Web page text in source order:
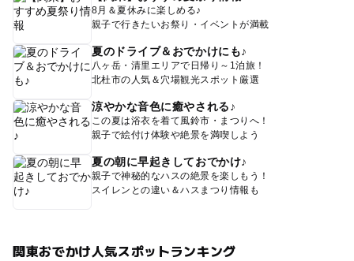
8月＆夏休みに楽しめる♪
親子で行きたいお祭り・イベントが満載
夏のドライブ＆おでかけにも♪
八ヶ岳・清里エリアで日帰り～1泊旅！
北杜市の人気＆穴場観光スポット厳選
涼やかな音色に癒やされる♪
この夏は浴衣を着て風鈴市・まつりへ！
親子で絵付け体験や絶景を満喫しよう
夏の朝に早起きしておでかけ♪
親子で神秘的なハスの絶景を楽しもう！
スイレンとの違い＆ハスまつり情報も
関東おでかけ人気スポットランキング